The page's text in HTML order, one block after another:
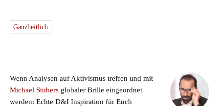
Ganzheitlich
Wenn Analysen auf Aktivismus treffen und mit
Michael Stubers globaler Brille eingeordnet
werden: Echte D&I Inspiration für Euch